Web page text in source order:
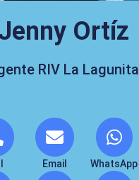
Ortíz
RIV La Lagunita
Email WhatsApp